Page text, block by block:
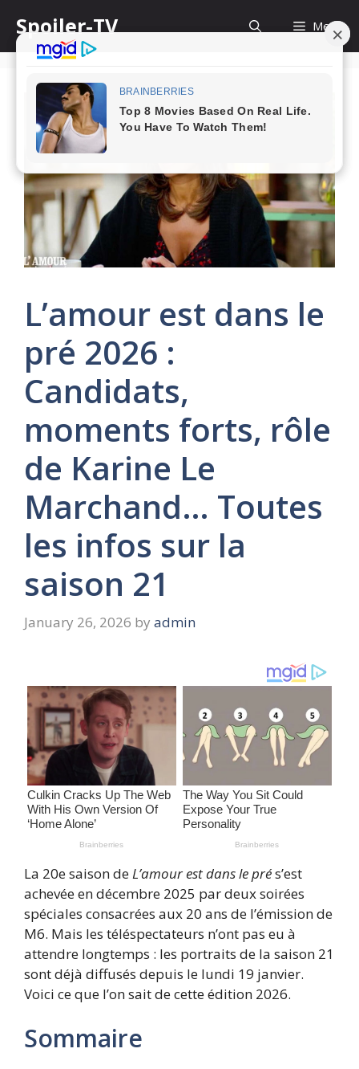
content
Spoiler-TV Menu
L’amour est dans le
pré 2026 :
Candidats,
moments forts, rôle
de Karine Le
Marchand… Toutes
les infos sur la
saison 21
January 26, 2026 by admin
La 20e saison deL’amour est dans le prés’est
achevée en décembre 2025 par deux soirées
spéciales consacrées aux 20 ans de l’émission de
M6. Mais les téléspectateurs n’ont pas eu à
attendre longtemps : les portraits de la saison 21
sont déjà diffusés depuis le lundi 19 janvier.
Voici ce que l’on sait de cette édition 2026.
Sommaire